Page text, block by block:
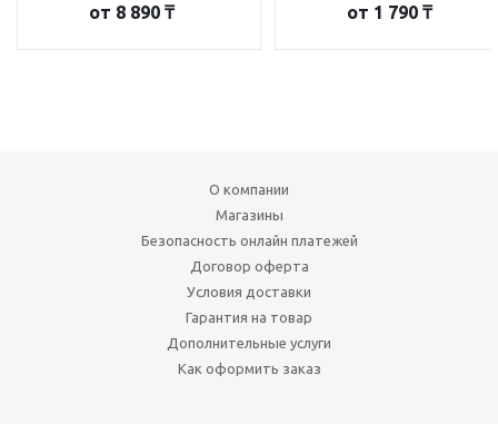
от 8 890 ₸ от 1 790 ₸
О компании
Магазины
Безопасность онлайн платежей
Договор оферта
Условия доставки
Гарантия на товар
Дополнительные услуги
Как оформить заказ